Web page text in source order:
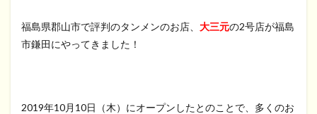
福島県郡山市で評判のタンメンのお店、 大三元の2号店が福島
市鎌田にやってきました！
2019年10月10日（木）にオープンしたとのことで、多くのお